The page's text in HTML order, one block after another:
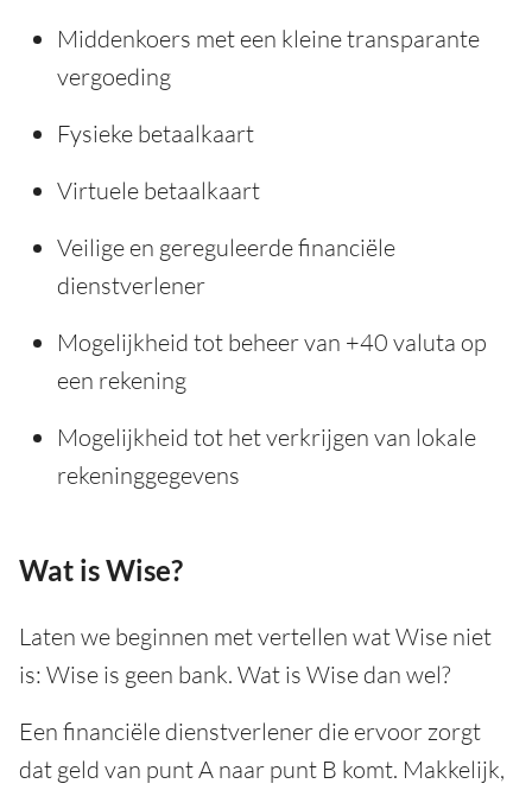
Middenkoers met een kleine transparante
vergoeding
Fysieke betaalkaart
Virtuele betaalkaart
Veilige en gereguleerde financiële
dienstverlener
Mogelijkheid tot beheer van +40 valuta op
een rekening
Mogelijkheid tot het verkrijgen van lokale
rekeninggegevens
Wat is Wise?
Laten we beginnen met vertellen wat Wise niet
is: Wise is geen bank. Wat is Wise dan wel?
Een financiële dienstverlener die ervoor zorgt
dat geld van punt A naar punt B komt. Makkelijk,